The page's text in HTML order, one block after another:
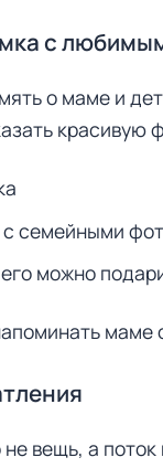
с
о маме и
красивую
семейными
можно
вещь, а